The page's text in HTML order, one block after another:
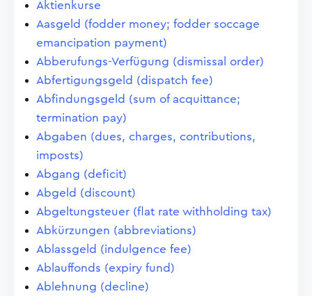
Aktienkurse
Aasgeld (fodder money; fodder soccage
emancipation payment)
Abberufungs-Verfügung (dismissal order)
Abfertigungsgeld (dispatch fee)
Abfindungsgeld (sum of acquittance;
termination pay)
Abgaben (dues, charges, contributions,
imposts)
Abgang (deficit)
Abgeld (discount)
Abgeltungsteuer (flat rate withholding tax)
Abkürzungen (abbreviations)
Ablassgeld (indulgence fee)
Ablauffonds (expiry fund)
Ablehnung (decline)